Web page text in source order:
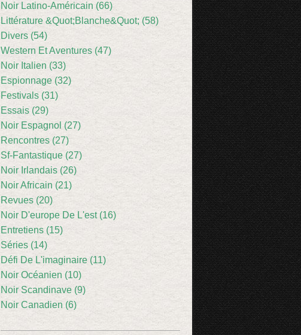
Noir Latino-Américain (66)
Littérature &Quot;Blanche&Quot; (58)
Divers (54)
Western Et Aventures (47)
Noir Italien (33)
Espionnage (32)
Festivals (31)
Essais (29)
Noir Espagnol (27)
Rencontres (27)
Sf-Fantastique (27)
Noir Irlandais (26)
Noir Africain (21)
Revues (20)
Noir D'europe De L'est (16)
Entretiens (15)
Séries (14)
Défi De L'imaginaire (11)
Noir Océanien (10)
Noir Scandinave (9)
Noir Canadien (6)